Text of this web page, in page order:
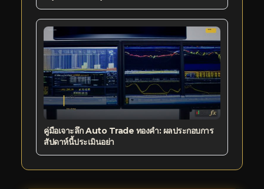
คู่มือเจาะลึก Auto Trade ทองคำ: ผลประกอบการ
สัปดาห์นี้ประเมินอย่า